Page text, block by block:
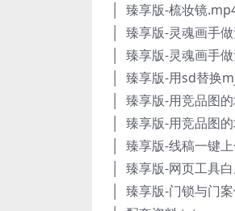
│ 臻享版-梳妆镜
│ 臻享版-灵魂画手
│ 臻享版-灵魂画手
│ 臻享版-用sd替换
│ 臻享版-用竞品图
│ 臻享版-用竞品图
│ 臻享版-线稿一键
│ 臻享版-网页工具
│ 臻享版-门锁与门